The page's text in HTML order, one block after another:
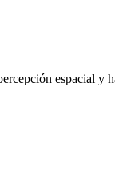
espacial